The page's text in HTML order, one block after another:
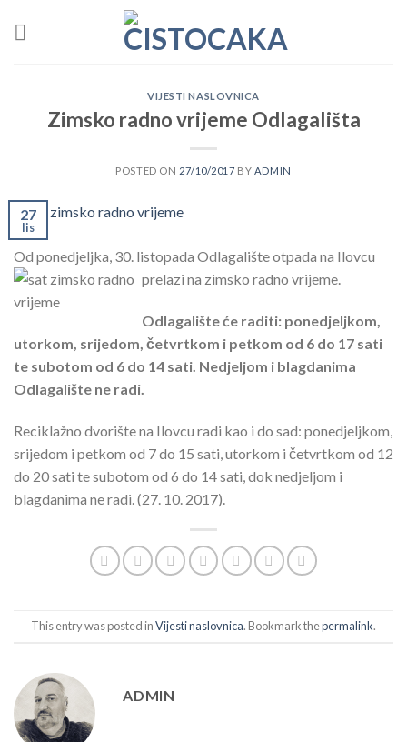
VIJESTI NASLOVNICA
Zimsko radno vrijeme Odlagališta
POSTED ON 27/10/2017 BY ADMIN
27
lis
Od ponedjeljka, 30. listopada Odlagalište otpada na Ilovcu
prelazi na zimsko radno vrijeme.
Odlagalište će raditi: ponedjeljkom,
utorkom, srijedom, četvrtkom i petkom od 6 do 17 sati
te subotom od 6 do 14 sati. Nedjeljom i blagdanima
Odlagalište ne radi.
Reciklažno dvorište na Ilovcu radi kao i do sad: ponedjeljkom,
srijedom i petkom od 7 do 15 sati, utorkom i četvrtkom od 12
do 20 sati te subotom od 6 do 14 sati, dok nedjeljom i
blagdanima ne radi. (27. 10. 2017).
This entry was posted inVijesti naslovnica. Bookmark thepermalink.
ADMIN